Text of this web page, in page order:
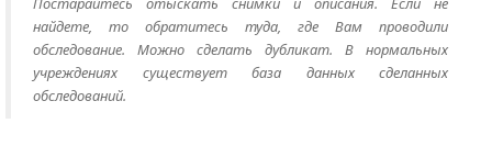
найдете, то обратитесь туда, где Вам проводили
обследование. Можно сделать дубликат. В нормальных
учреждениях существует база данных сделанных
обследований.